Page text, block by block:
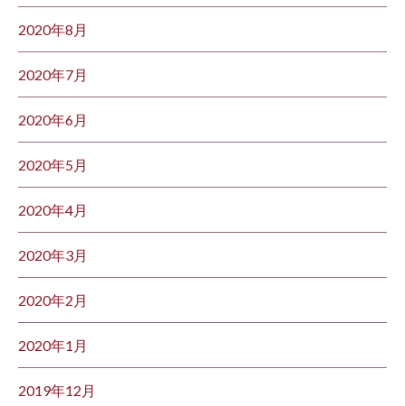
2020年8月
2020年7月
2020年6月
2020年5月
2020年4月
2020年3月
2020年2月
2020年1月
2019年12月